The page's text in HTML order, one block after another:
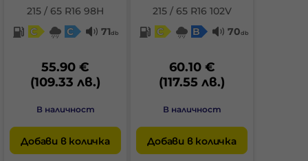
215 / 65 R16 98H
C
C 71db
55.90 €
(109.33 лв.)
В наличност
Добави в количка
215 / 65 R16 102V
C
B 70db
60.10 €
(117.55 лв.)
В наличност
Добави в количка